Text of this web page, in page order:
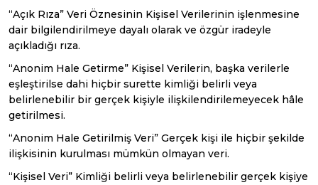
“Açık Rıza” Veri Öznesinin Kişisel Verilerinin işlenmesine
dair bilgilendirilmeye dayalı olarak ve özgür iradeyle
açıkladığı rıza.
“Anonim Hale Getirme” Kişisel Verilerin, başka verilerle
eşleştirilse dahi hiçbir surette kimliği belirli veya
belirlenebilir bir gerçek kişiyle ilişkilendirilemeyecek hâle
getirilmesi.
“Anonim Hale Getirilmiş Veri” Gerçek kişi ile hiçbir şekilde
ilişkisinin kurulması mümkün olmayan veri.
“Kişisel Veri” Kimliği belirli veya belirlenebilir gerçek kişiye